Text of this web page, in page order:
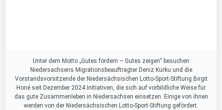
Unter dem Motto „Gutes fördern – Gutes zeigen“ besuchen
Niedersachsens Migrationsbeauftragter Deniz Kurku und die
Vorstandsvorsitzende der Niedersächsischen Lotto-Sport-Stiftung Birgit
Honé seit Dezember 2024 Initiativen, die sich auf vorbildliche Weise für
das gute Zusammenleben in Niedersachsen einsetzen. Einige von ihnen
werden von der Niedersächsischen Lotto-Sport-Stiftung gefördert.